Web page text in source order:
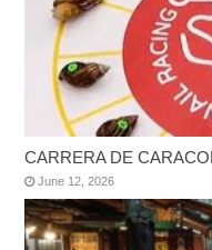
CARRERA DE
June 12, 2026